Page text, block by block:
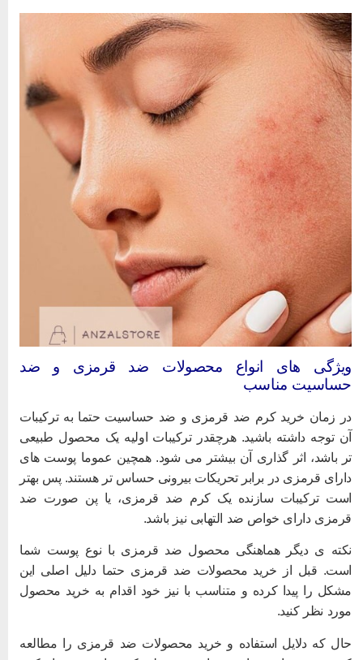
های انواع محصولات ضد قرمزی و ضد
مناسب
زمان خرید کرم ضد قرمزی و ضد حساسیت حتما به ترکیبات
توجه داشته باشید. هرچقدر ترکیبات اولیه یک محصول طبیعی
باشد، اثر گذاری آن بیشتر می شود. همچین عموما پوست های
قرمزی در برابر تحریکات بیرونی حساس تر هستند. پس بهتر
ترکیبات سازنده یک کرم ضد قرمزی، یا پن صورت ضد
دارای خواص ضد التهابی نیز باشد.
ی دیگر هماهنگی محصول ضد قرمزی با نوع پوست شما
قبل از خرید محصولات ضد قرمزی حتما دلیل اصلی این
را پیدا کرده و متناسب با نیز خود اقدام به خرید محصول
نظر کنید.
که دلایل استفاده و خرید محصولات ضد قرمزی را مطالعه